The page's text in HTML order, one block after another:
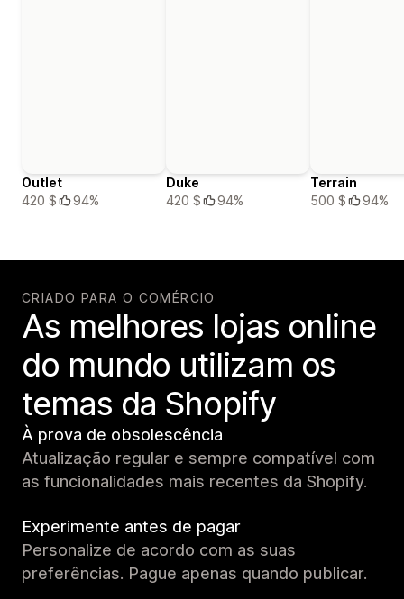
Outlet
420 $
94%
Duke
420 $
94%
Terrain
500 $
94%
CRIADO PARA O COMÉRCIO
As melhores lojas online
do mundo utilizam os
temas da Shopify
À prova de obsolescência
Atualização regular e sempre compatível com
as funcionalidades mais recentes da Shopify.
Experimente antes de pagar
Personalize de acordo com as suas
preferências. Pague apenas quando publicar.